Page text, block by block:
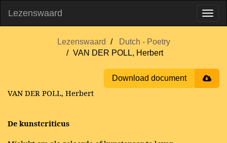
Lezenswaard
Lezenswaard
Dutch - Poetry
VAN DER POLL, Herbert
Download document
VAN DER POLL, Herbert
De kunstcriticus